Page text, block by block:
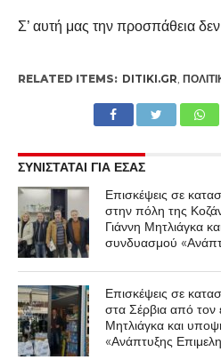
Σ’ αυτή μας την προσπάθεια δεν
RELATED ITEMS: DITIKI.GR,
ΣΥΝΙΣΤΑΤΑΙ ΓΙΑ ΕΣΑΣ
Επισκέψεις σε
στην πόλη της
Γιάννη Μητλιάγκα
συνδυασμού
Επισκέψεις σε
στα Σέρβια από τον
Μητλιάγκα και
«Ανάπτυξης